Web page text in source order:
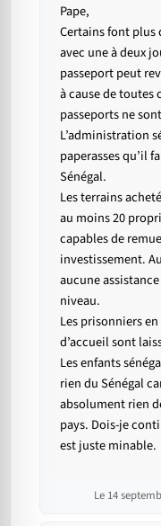
Pape,
Certains font plus
avec une à deux
passeport peut
à cause de toutes
passeports ne
L’administration
paperasses qu’il
Sénégal.
Les terrains
au moins 20
capables de
investissement.
aucune
niveau.
Les prisonniers
d’accueil sont
Les enfants
rien du Sénégal
absolument rien
pays. Dois-je
est juste minable.
Le 14